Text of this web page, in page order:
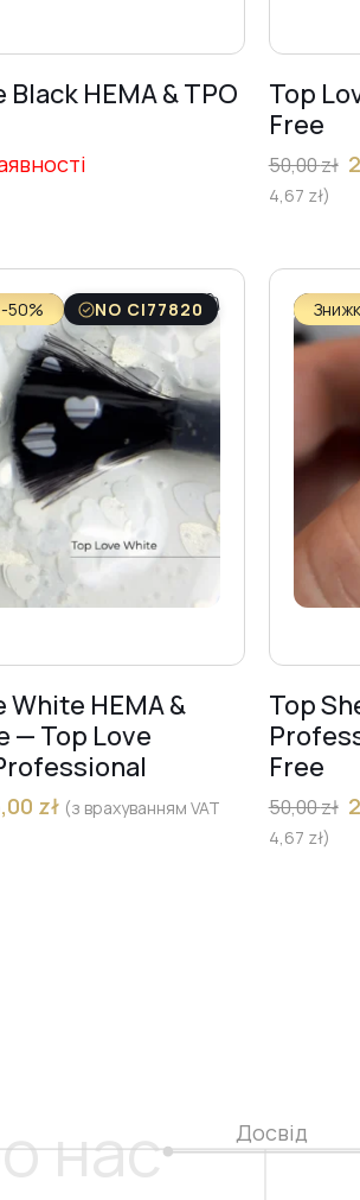
Black HEMA & TPO
Top
Free
50,00zł
4,67 zł)
50% NO CI77820
White HEMA &
— Top Love
zł (з врахуванням VAT
Top
Free
50,00zł
4,67 zł)
нас Досвід